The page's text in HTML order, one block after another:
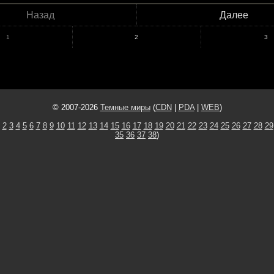
Назад Далее
1 2 3
© 2007-2026 Темные миры(CDN PDA| WEB)
2 3 4 5 6 7 8 9 10 11 12 13 14 15 16 17 18 19 20 21 22 23 24 25 26 27 28 29
35 36 37 38)